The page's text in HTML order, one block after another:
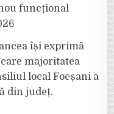
funcțional
își exprimă
majoritatea
local Focșani a
din județ.